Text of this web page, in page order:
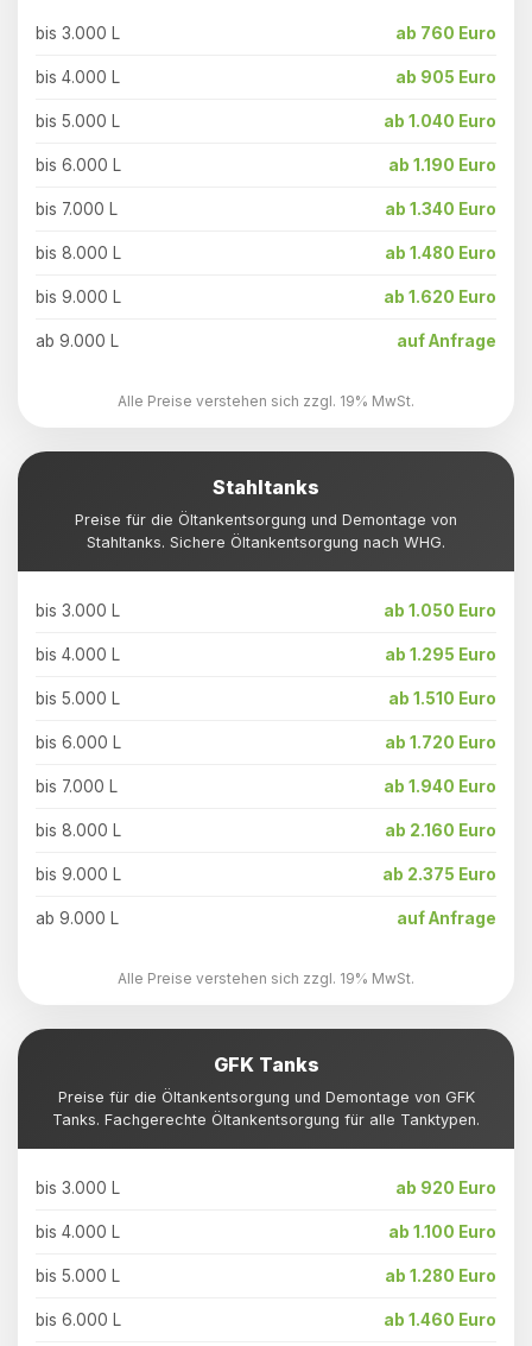
bis 3.000 L ab 760 Euro
bis 4.000 L ab 905 Euro
bis 5.000 L ab 1.040 Euro
bis 6.000 L ab 1.190 Euro
bis 7.000 L ab 1.340 Euro
bis 8.000 L ab 1.480 Euro
bis 9.000 L ab 1.620 Euro
ab 9.000 L auf Anfrage
Alle Preise verstehen sich zzgl. 19% MwSt.
Stahltanks
Preise für die Öltankentsorgung und Demontage von
Stahltanks. Sichere Öltankentsorgung nach WHG.
bis 3.000 L ab 1.050 Euro
bis 4.000 L ab 1.295 Euro
bis 5.000 L ab 1.510 Euro
bis 6.000 L ab 1.720 Euro
bis 7.000 L ab 1.940 Euro
bis 8.000 L ab 2.160 Euro
bis 9.000 L ab 2.375 Euro
ab 9.000 L auf Anfrage
Alle Preise verstehen sich zzgl. 19% MwSt.
GFK Tanks
Preise für die Öltankentsorgung und Demontage von GFK
Tanks. Fachgerechte Öltankentsorgung für alle Tanktypen.
bis 3.000 L ab 920 Euro
bis 4.000 L ab 1.100 Euro
bis 5.000 L ab 1.280 Euro
bis 6.000 L ab 1.460 Euro